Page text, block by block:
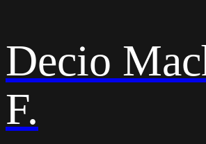
Decio
F.